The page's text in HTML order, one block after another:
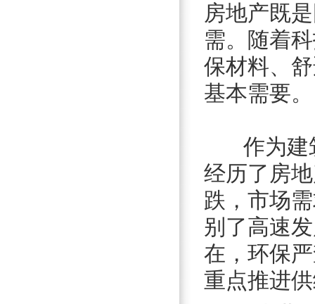
房地产既
需。随着
保材料、
基本需要。
作为建
经历了房
跌，市场
别了高速
在，环保
重点推进